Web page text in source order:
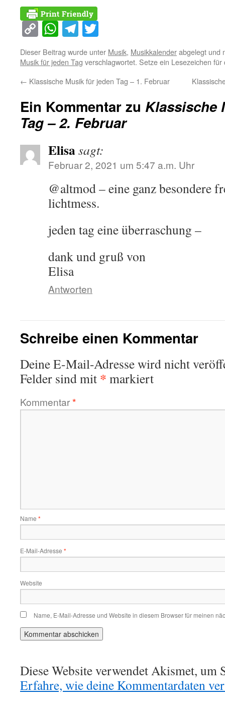
Copy
Link
WhatsApp
Telegram
Dieser Beitrag wurde unter Musik, Musikkalenderabgelegt und
Musik für jeden Tag verschlagwortet. Setze ein Lesezeichen
← Klassische Musik für jeden Tag – 1. Februar
Ein Kommentar zu Klassische
Tag – 2. Februar
Elisasagt:
Februar 2, 2021 um 5:47 a.m. Uhr
@altmod – eine ganz besondere
lichtmess.
jeden tag eine überraschung –
dank und gruß von
Elisa
Antworten
Schreibe einen Kommentar
Deine E-Mail-Adresse wird nicht
Felder sind mit * markiert
Kommentar*
Name *
E-Mail-Adresse *
Website
Name, E-Mail-Adresse und Website in diesem Browser für meinen
Diese Website verwendet Akismet, um
Erfahre, wie deine Kommentardaten